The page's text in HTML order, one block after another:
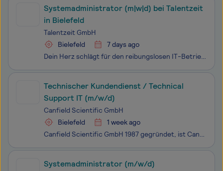
Systemadministrator (m|w|d) bei Talentzeit
in Bielefeld
Talentzeit GmbH
Bielefeld
7 days ago
Dein Herz schlägt für den reibungslosen IT-Betrieb, und du möchtest unsere IT-Landschaft auf ein neues Level bringen? Die Herausforderungen der Systemadministration lassen dein Geek-Herz höher schlagen, um das Team bei IT-Problemen mit der perfekten Lösung zu unterstützen? Dann warte nicht länger, d
Technischer Kundendienst / Technical
Support IT (m/w/d)
Canfield Scientific GmbH
Bielefeld
1 week ago
Canfield Scientific GmbH 1987 gegründet, ist Canfield Scientific heute der führende Spezialist für die Entwicklung und den Vertrieb innovativer Technologien in der medizinischen Bildverarbeitung. Mehr als 250 Mitarbeiterinnen und Mitarbeiter arbeiten an Standorten unter anderem in den USA, Deutschla
Systemadministrator (m/w/d)